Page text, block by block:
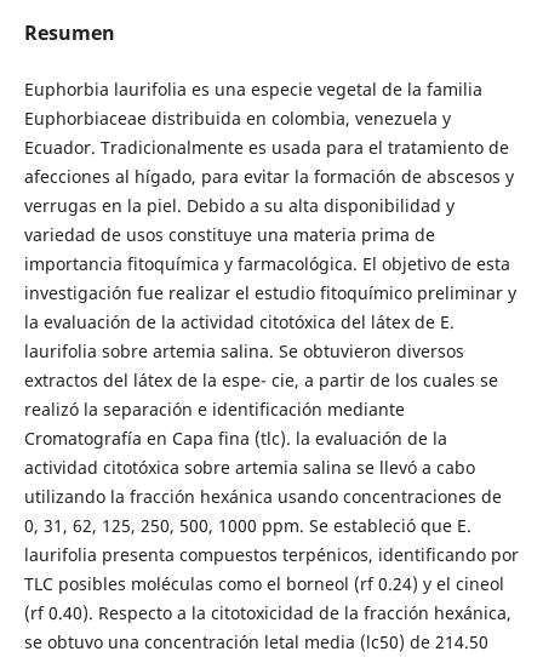
Resumen
Euphorbia laurifolia es una especie vegetal de la familia
Euphorbiaceae distribuida en colombia, venezuela y
Ecuador. Tradicionalmente es usada para el tratamiento de
afecciones al hígado, para evitar la formación de abscesos y
verrugas en la piel. Debido a su alta disponibilidad y
variedad de usos constituye una materia prima de
importancia fitoquímica y farmacológica. El objetivo de esta
investigación fue realizar el estudio fitoquímico preliminar y
la evaluación de la actividad citotóxica del látex de E.
laurifolia sobre artemia salina. Se obtuvieron diversos
extractos del látex de la espe- cie, a partir de los cuales se
realizó la separación e identificación mediante
Cromatografía en Capa fina (tlc). la evaluación de la
actividad citotóxica sobre artemia salina se llevó a cabo
utilizando la fracción hexánica usando concentraciones de
0, 31, 62, 125, 250, 500, 1000 ppm. Se estableció que E.
laurifolia presenta compuestos terpénicos, identificando por
TLC posibles moléculas como el borneol (rf 0.24) y el cineol
(rf 0.40). Respecto a la citotoxicidad de la fracción hexánica,
se obtuvo una concentración letal media (lc50) de 214.50